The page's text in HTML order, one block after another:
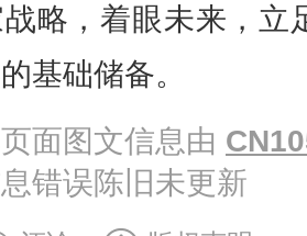
略，着眼未来，立
基础储备。
面图文信息由
错误陈旧未更新